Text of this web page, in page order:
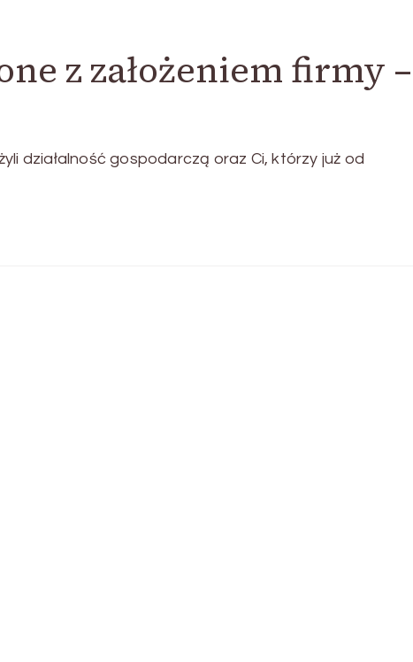
z założeniem firmy –
działalność gospodarczą oraz Ci, którzy już od